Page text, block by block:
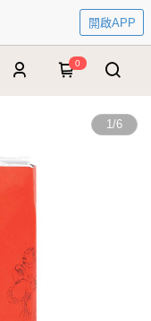
開啟APP
0
1/6